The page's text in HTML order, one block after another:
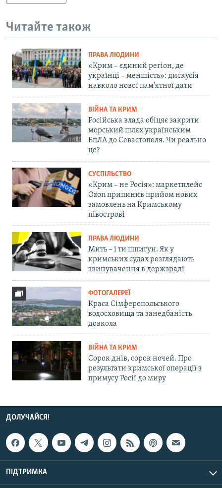
Читайте також
ПРАВА ЛЮДИНИ
«Крим – єдиний регіон, де
українці – меншість»: дискусія
навколо нової пам'ятної дати
ВІЙНА ТА КРИМ
Російська влада обіцяє закрити
морський шлях українським
БпЛА до Севастополя. Чи реально
це?
СУСПІЛЬСТВО
«Крим – не Росія»: маркетплейс
Ozon припинив прийом нових
замовлень на Кримському
півострові
ПРАВА ЛЮДИНИ
Мить – і ти шпигун. Як у
кримських судах розглядають
звинувачення в держзраді
ФОТОГАЛЕРЕЇ
Краса Сімферопольського
водосховища та занедбаність
довкола
ВІЙНА ТА КРИМ
Сорок днів, сорок ночей. Про
результати кримської операції з
примусу Росії до миру
ДОЛУЧАЙСЯ!
ПІДТРИМКА